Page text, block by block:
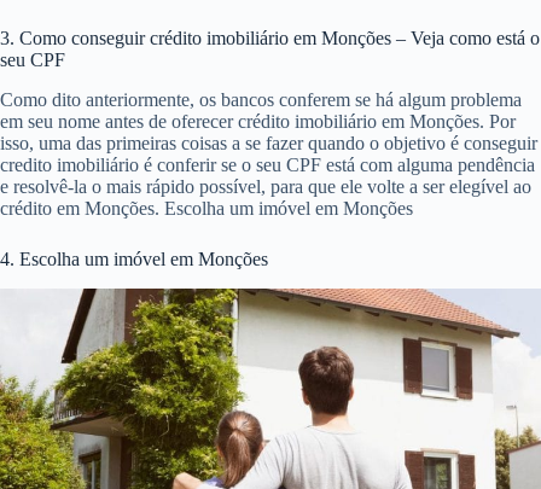
3. Como conseguir crédito imobiliário em Monções – Veja como está o
seu CPF
Como dito anteriormente, os bancos conferem se há algum problema
em seu nome antes de oferecer crédito imobiliário em Monções. Por
isso, uma das primeiras coisas a se fazer quando o objetivo é conseguir
credito imobiliário é conferir se o seu CPF está com alguma pendência
e resolvê-la o mais rápido possível, para que ele volte a ser elegível ao
crédito em Monções. Escolha um imóvel em Monções
4. Escolha um imóvel em Monções